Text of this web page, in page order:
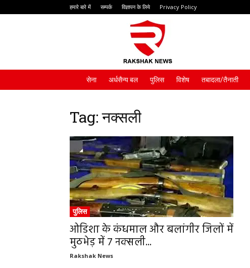
हमारे बारे में सम्पर्क विज्ञापन के लिये Privacy Policy
सेना अर्धसैन्य बल पुलिस विशेष तबादला/तैनाती
Tag: नक्सली
पुलिस
ओडिशा के कंधमाल और बलांगीर जिलों में
मुठभेड़ में 7 नक्सली...
Rakshak News